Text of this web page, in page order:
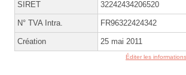
SIRET 32242434206520
N° TVA Intra. FR96322424342
Création 25 mai 2011
Éditer les